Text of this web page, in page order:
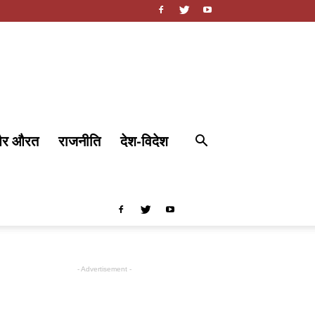
औरत राजनीति
देश-विदेश
- Advertisement -